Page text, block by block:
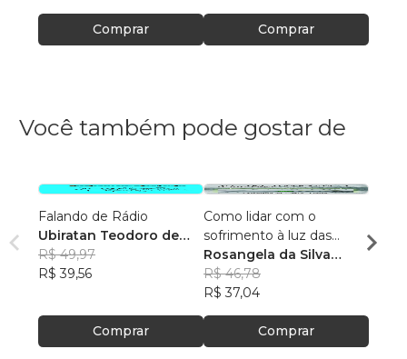
Comprar Comprar
Você também pode gostar de
Falando de Rádio
Ubiratan Teodoro de
Souza
R$ 49,97
R$ 39,56
Comprar
Como lidar com o
sofrimento à luz das
Escrituras?
Rosangela da Silva
Feitosa
R$ 46,78
R$ 37,04
Comprar